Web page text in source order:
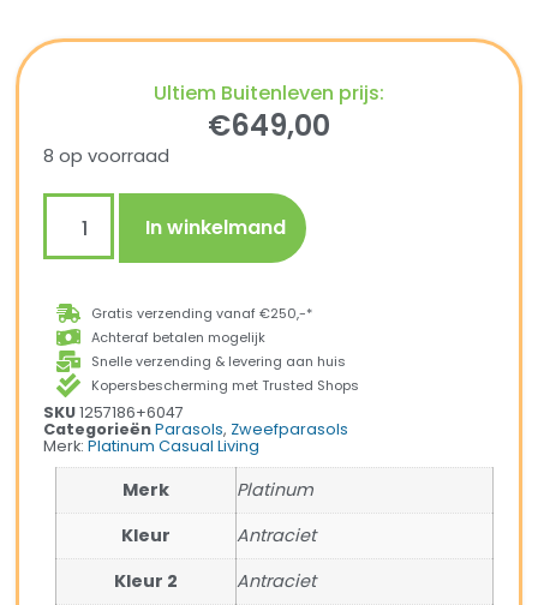
Ultiem Buitenleven prijs:
€649,00
8 op voorraad
In winkelmand
Gratis verzending vanaf €250,-*
Achteraf betalen mogelijk
Snelle verzending & levering aan huis
Kopersbescherming met Trusted Shops
SKU1257186+6047
Categorieën Parasols, Zweefparasols
Merk:Platinum Casual Living
Merk
Platinum
Kleur
Antraciet
Kleur 2
Antraciet